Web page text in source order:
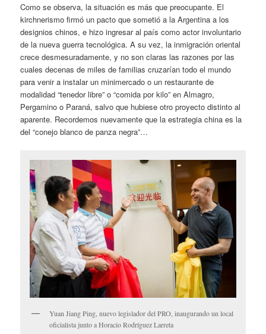
Como se observa, la situación es más que preocupante. El
kirchnerismo firmó un pacto que sometió a la Argentina a los
designios chinos, e hizo ingresar al país como actor involuntario
de la nueva guerra tecnológica. A su vez, la inmigración oriental
crece desmesuradamente, y no son claras las razones por las
cuales decenas de miles de familias cruzarían todo el mundo
para venir a instalar un minimercado o un restaurante de
modalidad “tenedor libre” o “comida por kilo” en Almagro,
Pergamino o Paraná, salvo que hubiese otro proyecto distinto al
aparente. Recordemos nuevamente que la estrategia china es la
del “conejo blanco de panza negra”…
Yuan Jiang Ping, nuevo legislador del PRO, inaugurando un local
oficialista junto a Horacio Rodríguez Larreta